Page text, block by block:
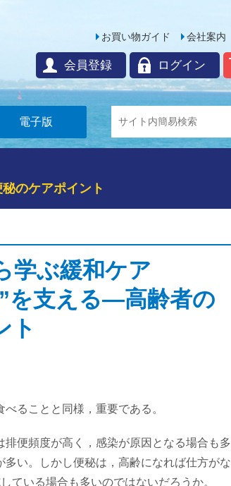
会社案内
お買い物ガイド
ログイン
会員登録
電子版
のケアポイント
学ぶ緩和ケア
を支える―高齢者の
ト
ることと同様，重要である。
便頻度が高く，感染が原因となる場合も多
い。しかし便秘は，高齢になれば仕方がな
ている場合も多いのではないだろうか。